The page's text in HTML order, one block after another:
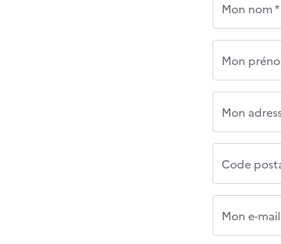
Mon nom *
Mon
Mon
Code
Mon e-